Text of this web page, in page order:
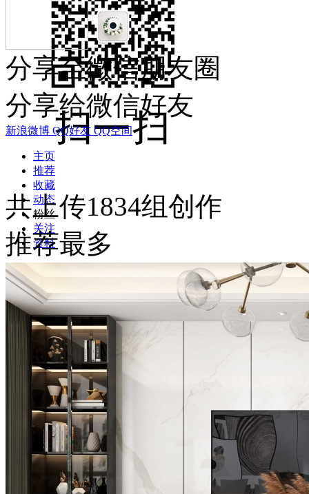
分享至微信朋友圈
分享给微信好友
新浪微博 QQ好友 QQ空间
主页
推荐
收藏
动态
粉丝
关注
资料
共上传1834组创作
推荐最多